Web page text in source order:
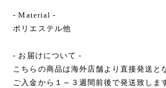
- Material -
ポリエステル他
- お届けについて -
こちらの商品は海外店舗より直接発送と
ご入金から１～３週間前後で発送致しま